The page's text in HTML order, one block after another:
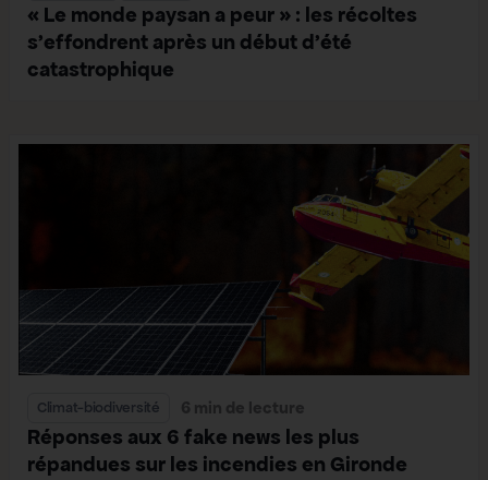
« Le monde paysan a peur » : les récoltes
s’effondrent après un début d’été
catastrophique
Climat-biodiversité 6 min de lecture
Réponses aux 6 fake news les plus
répandues sur les incendies en Gironde